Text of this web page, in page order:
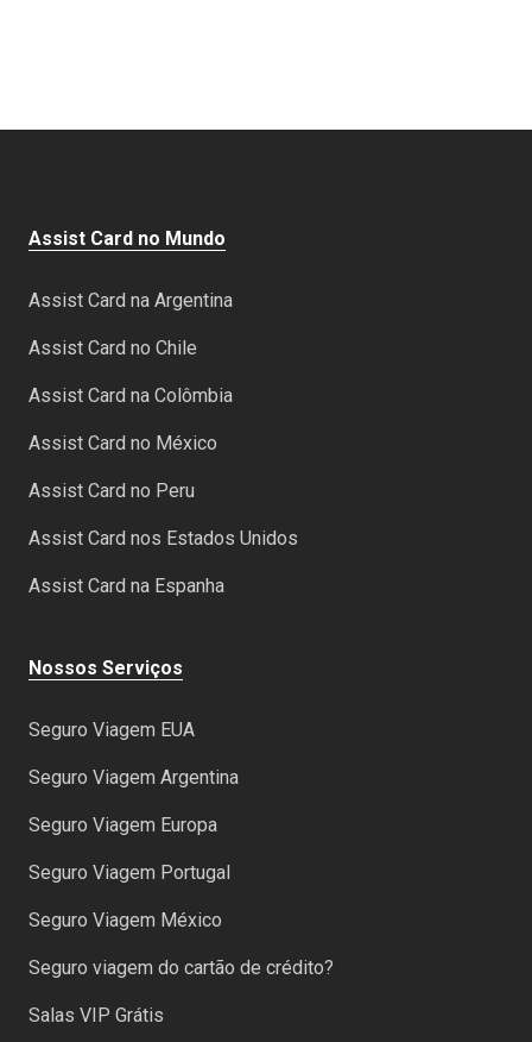
Assist Card no Mundo
Assist Card na Argentina
Assist Card no Chile
Assist Card na Colômbia
Assist Card no México
Assist Card no Peru
Assist Card nos Estados Unidos
Assist Card na Espanha
Nossos Serviços
Seguro Viagem EUA
Seguro Viagem Argentina
Seguro Viagem Europa
Seguro Viagem Portugal
Seguro Viagem México
Seguro viagem do cartão de crédito?
Salas VIP Grátis